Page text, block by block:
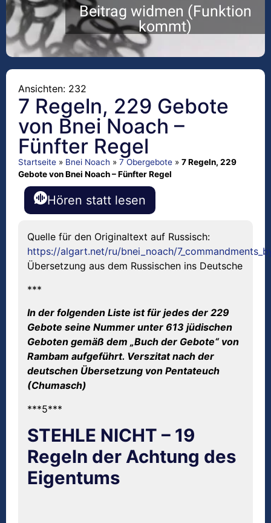
Beitrag widmen (Funktion
kommt)
Ansichten: 232
7 Regeln, 229 Gebote
von Bnei Noach –
Fünfter Regel
Startseite » Bnei Noach » 7 Obergebote » 7 Regeln, 229
Gebote von Bnei Noach – Fünfter Regel
Hören statt lesen
Quelle für den Originaltext auf Russisch:
https://algart.net/ru/bnei_noach/
Übersetzung aus dem Russischen ins Deutsche
***
In der folgenden Liste ist für jedes der 229
Gebote seine Nummer unter 613 jüdischen
Geboten gemäß dem „Buch der Gebote“ von
Rambam aufgeführt. Verszitat nach der
deutschen Übersetzung von Pentateuch
(Chumasch)
***5***
STEHLE NICHT – 19
Regeln der Achtung des
Eigentums